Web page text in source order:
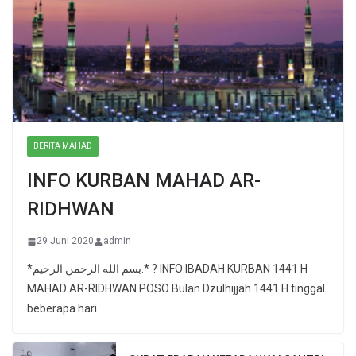
BERITA MAHAD
INFO KURBAN MAHAD AR-
RIDHWAN
29 Juni 2020 admin
*بسم الله الرحمن الرحيم.* ? INFO IBADAH KURBAN 1441 H
MAHAD AR-RIDHWAN POSO Bulan Dzulhijjah 1441 H tinggal
beberapa hari